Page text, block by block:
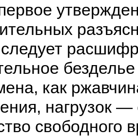
следует
как
нагрузок —
свободного